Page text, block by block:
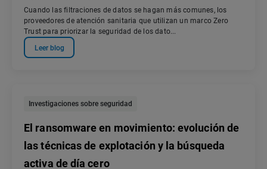
Cuando las filtraciones de datos se hagan más comunes, los
proveedores de atención sanitaria que utilizan un marco Zero
Trust para priorizar la seguridad de los dato...
Leer blog
Investigaciones sobre seguridad
El ransomware en movimiento: evolución de
las técnicas de explotación y la búsqueda
activa de día cero